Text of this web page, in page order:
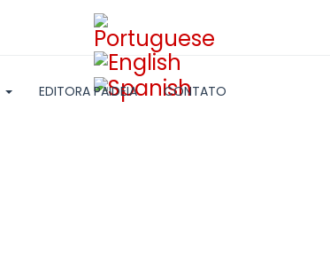
EDITORA PAIDEIA CONTATO